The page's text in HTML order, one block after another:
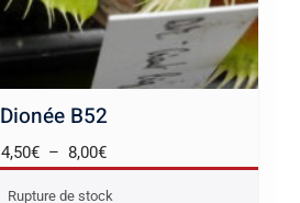
Dionée B52
4,50€ – 8,00€Plage
Rupture de stock